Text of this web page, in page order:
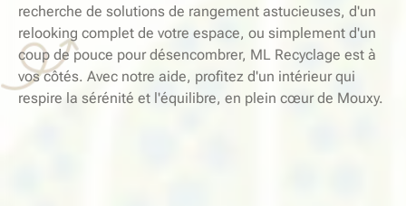
recherche de solutions de rangement astucieuses, d'un
relooking complet de votre espace, ou simplement d'un
coup de pouce pour désencombrer, ML Recyclage est à
vos côtés. Avec notre aide, profitez d'un intérieur qui
respire la sérénité et l'équilibre, en plein cœur de Mouxy.